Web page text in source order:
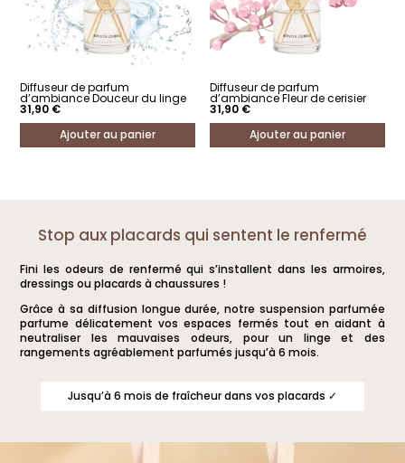
Diffuseur de parfum
d’ambiance Douceur du linge
31,90 €
Ajouter au panier
Diffuseur de parfum
d’ambiance Fleur de cerisier
31,90 €
Ajouter au panier
Stop aux placards qui sentent le renfermé
Fini les odeurs de renfermé qui s’installent dans les armoires,
dressings ou placards à chaussures !
Grâce à sa diffusion longue durée, notre suspension parfumée
parfume délicatement vos espaces fermés tout en aidant à
neutraliser les mauvaises odeurs, pour un linge et des
rangements agréablement parfumés jusqu’à 6 mois.
Jusqu’à 6 mois de fraîcheur dans vos placards ✓